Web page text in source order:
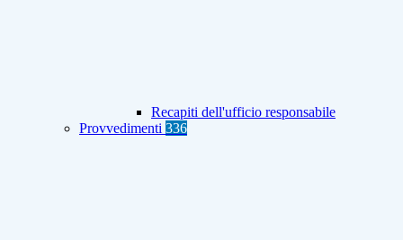
Recapiti dell'ufficio responsabile
Provvedimenti 336